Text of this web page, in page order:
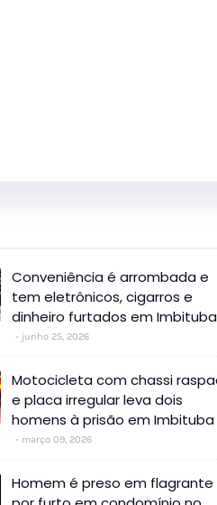
Conveniência é arrombada e
tem eletrônicos, cigarros e
dinheiro furtados em Imbituba
junho 25, 2026
Motocicleta com chassi
e placa irregular leva dois
homens à prisão em Imbituba
março 09, 2026
Homem é preso em flagrante